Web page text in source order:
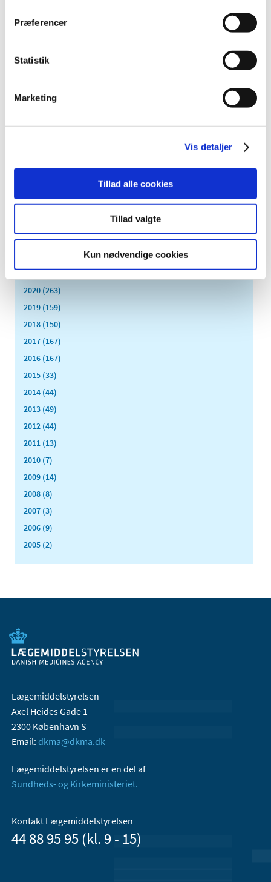
Præferencer
Statistik
Marketing
Vis detaljer
Tillad alle cookies
Tillad valgte
Kun nødvendige cookies
2025 (158)
2022 (197)
november (19)
september (13)
februar (29)
2021 (516)
2020 (263)
2019 (159)
2018 (150)
2017 (167)
2016 (167)
2015 (33)
2014 (44)
2013 (49)
2012 (44)
2011 (13)
2010 (7)
2009 (14)
2008 (8)
2007 (3)
2006 (9)
2005 (2)
Lægemiddelstyrelsen
Axel Heides Gade 1
2300 København S
Email: dkma@dkma.dk
Lægemiddelstyrelsen er en del af
Sundheds- og Kirkeministeriet.
Kontakt Lægemiddelstyrelsen
44 88 95 95 (kl. 9 - 15)